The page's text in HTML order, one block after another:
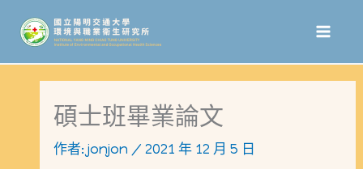
主
碩士班畢業論文
作者:jonjon /2021 年 12 月 5 日